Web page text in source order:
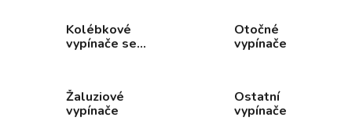
Kolébkové
vypínače se
Otočné
vypínače
Žaluziové
vypínače
Ostatní
vypínače